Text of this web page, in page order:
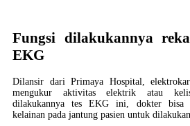
Fungsi dilakukannya
EKG
Dilansir dari Primaya Hospital,
mengukur aktivitas elektrik atau
dilakukannya tes EKG ini, dokter bisa
kelainan pada jantung pasien untuk